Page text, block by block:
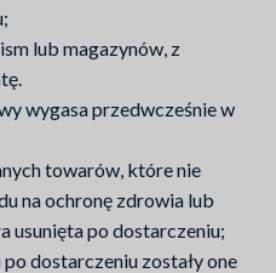
lub magazynów, z
wygasa przedwcześnie w
towarów, które nie
na ochronę zdrowia lub
usunięta po dostarczeniu;
dostarczeniu zostały one